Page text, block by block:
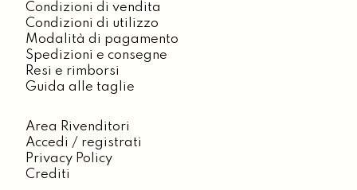
Condizioni di vendita
Condizioni di utilizzo
Modalità di pagamento
Spedizioni e consegne
Resi e rimborsi
Guida alle taglie
Area Rivenditori
Accedi / registrati
Privacy Policy
Crediti